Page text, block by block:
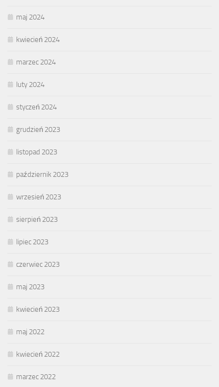
maj 2024
kwiecień 2024
marzec 2024
luty 2024
styczeń 2024
grudzień 2023
listopad 2023
październik 2023
wrzesień 2023
sierpień 2023
lipiec 2023
czerwiec 2023
maj 2023
kwiecień 2023
maj 2022
kwiecień 2022
marzec 2022